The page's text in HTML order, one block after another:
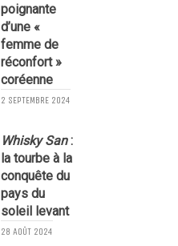
poignante
d’une «
femme de
réconfort »
coréenne
2 SEPTEMBRE 2024
Whisky San:
la tourbe à la
conquête du
pays du
soleil levant
28 AOÛT 2024